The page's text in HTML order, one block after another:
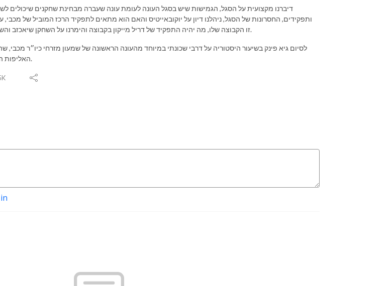
דיברנו מקצועית על הסגל, הגמישות שיש בסגל העונה לעומת עונה שעברה מבחינת שחקנים שיכולים
ותפקידים, החסרונות של הסגל, ניהלנו דיון על יוקובאייטיס והאם הוא מתאים לתפקיד הרכז המוביל של מכבי,
זו הקבוצה שלו, מה יהיה התפקיד של דריל מייקון בקבוצה והימרנו על השחקן שיאכזב והשחקן שיפתיע אותנו.
לסיום גיא פינק בשיעור היסטוריה על דרבי שכונתי במיוחד מהעונה הראשונה של שמעון מזרחי כיו״ר מכבי,
האליפות האחרונה של הפועל.